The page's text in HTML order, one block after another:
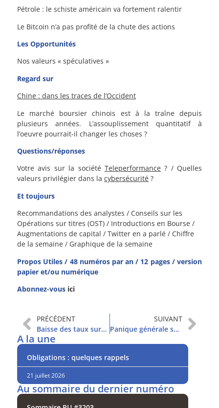
Pétrole : le schiste américain va fortement ralentir
Le Bitcoin n’a pas profité de la chute des actions
Les Opportunités
Nos valeurs « spéculatives »
Regard sur
Chine : dans les traces de l’Occident
Le marché boursier chinois est à la traîne depuis
plusieurs années. L’assouplissement quantitatif à
l’oeuvre pourrait-il changer les choses ?
Questions/réponses
Votre avis sur la société Teleperformance? / Quelles
valeurs privilégier dans la cybersécurité ?
Et toujours
Recommandations des analystes / Conseils sur les
Opérations sur titres (OST) / Introductions en Bourse /
Augmentations de capital / Twitter en a parlé / Chiffre
de la semaine / Graphique de la semaine
Propos Utiles / 48 numéros par an / 12 pages / version
papier et/ou numérique
Abonnez-vous ici
PRÉCÉDENT
Baisse des taux surprise de la Fed : qu’en penser ?
SUIVANT
Panique générale sur les marchés
A la une
Obligations : quelques rappels
21 juillet 2026
Au sommaire du dernier numéro